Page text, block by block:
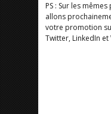
PS : Sur les
allons
votre promotion
Twitter, LinkedIn et